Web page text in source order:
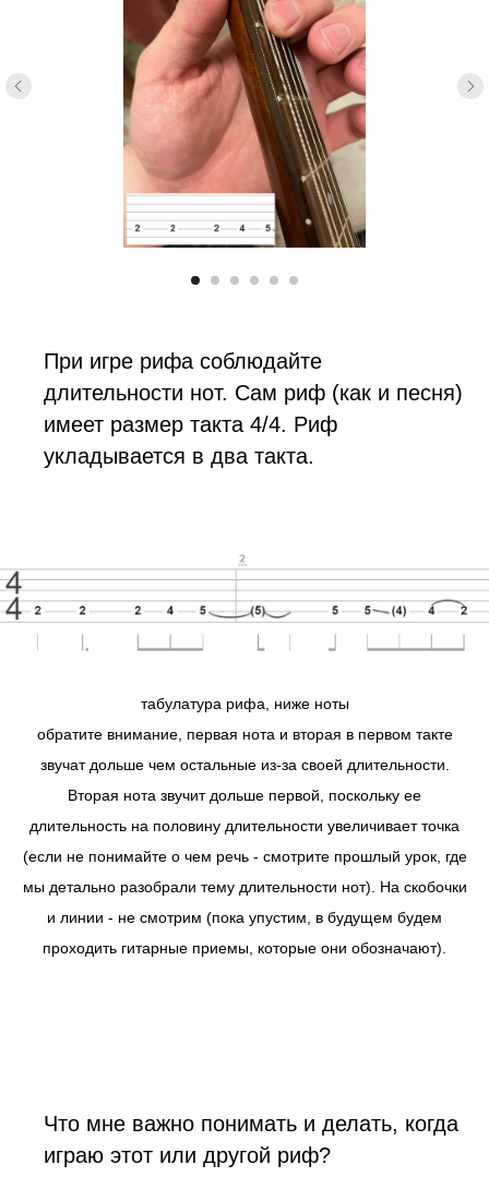
При игре рифа соблюдайте
длительности нот. Сам риф (как и песня)
имеет размер такта 4/4. Риф
укладывается в два такта.
табулатура рифа, ниже ноты
обратите внимание, первая нота и вторая в первом такте
звучат дольше чем остальные из-за своей длительности.
Вторая нота звучит дольше первой, поскольку ее
длительность на половину длительности увеличивает точка
(если не понимайте о чем речь - смотрите прошлый урок, где
мы детально разобрали тему длительности нот). На скобочки
и линии - не смотрим (пока упустим, в будущем будем
проходить гитарные приемы, которые они обозначают).
Что мне важно понимать и делать, когда
играю этот или другой риф?